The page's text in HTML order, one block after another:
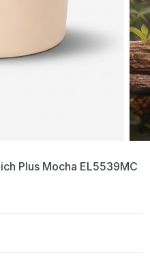
Plus Mocha EL5539MC